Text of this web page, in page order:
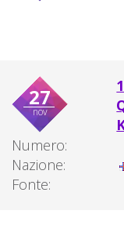
27
nov
Numero:
Nazione:
Fonte: